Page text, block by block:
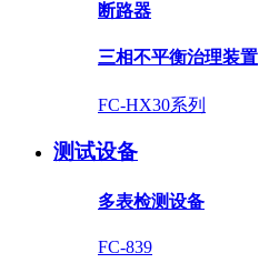
断路器
三相不平衡治理装置
FC-HX30系列
测试设备
多表检测设备
FC-839